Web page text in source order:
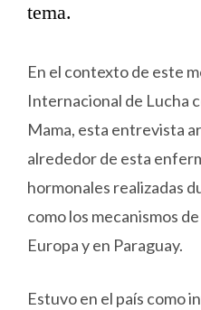
tema.
En el contexto de este
Internacional de Lucha
Mama, esta entrevista
alrededor de esta
hormonales realizadas
como los mecanismos
Europa y en Paraguay.
Estuvo en el país como